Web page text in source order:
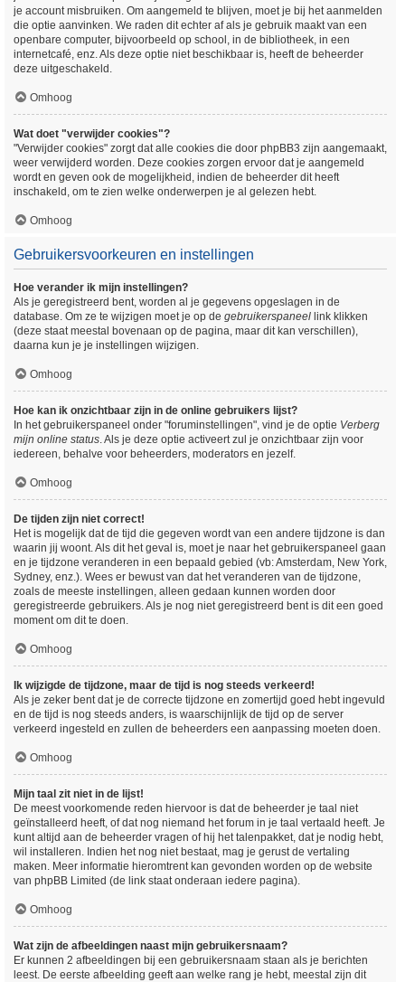
je account misbruiken. Om aangemeld te blijven, moet je bij het aanmelden
die optie aanvinken. We raden dit echter af als je gebruik maakt van een
openbare computer, bijvoorbeeld op school, in de bibliotheek, in een
internetcafé, enz. Als deze optie niet beschikbaar is, heeft de beheerder
deze uitgeschakeld.
Omhoog
Wat doet "verwijder cookies"?
"Verwijder cookies" zorgt dat alle cookies die door phpBB3 zijn aangemaakt,
weer verwijderd worden. Deze cookies zorgen ervoor dat je aangemeld
wordt en geven ook de mogelijkheid, indien de beheerder dit heeft
inschakeld, om te zien welke onderwerpen je al gelezen hebt.
Omhoog
Gebruikersvoorkeuren en instellingen
Hoe verander ik mijn instellingen?
Als je geregistreerd bent, worden al je gegevens opgeslagen in de
database. Om ze te wijzigen moet je op de gebruikerspaneel link klikken
(deze staat meestal bovenaan op de pagina, maar dit kan verschillen),
daarna kun je je instellingen wijzigen.
Omhoog
Hoe kan ik onzichtbaar zijn in de online gebruikers lijst?
In het gebruikerspaneel onder "foruminstellingen", vind je de optie Verberg
mijn online status. Als je deze optie activeert zul je onzichtbaar zijn voor
iedereen, behalve voor beheerders, moderators en jezelf.
Omhoog
De tijden zijn niet correct!
Het is mogelijk dat de tijd die gegeven wordt van een andere tijdzone is dan
waarin jij woont. Als dit het geval is, moet je naar het gebruikerspaneel gaan
en je tijdzone veranderen in een bepaald gebied (vb: Amsterdam, New York,
Sydney, enz.). Wees er bewust van dat het veranderen van de tijdzone,
zoals de meeste instellingen, alleen gedaan kunnen worden door
geregistreerde gebruikers. Als je nog niet geregistreerd bent is dit een goed
moment om dit te doen.
Omhoog
Ik wijzigde de tijdzone, maar de tijd is nog steeds verkeerd!
Als je zeker bent dat je de correcte tijdzone en zomertijd goed hebt ingevuld
en de tijd is nog steeds anders, is waarschijnlijk de tijd op de server
verkeerd ingesteld en zullen de beheerders een aanpassing moeten doen.
Omhoog
Mijn taal zit niet in de lijst!
De meest voorkomende reden hiervoor is dat de beheerder je taal niet
geïnstalleerd heeft, of dat nog niemand het forum in je taal vertaald heeft. Je
kunt altijd aan de beheerder vragen of hij het talenpakket, dat je nodig hebt,
wil installeren. Indien het nog niet bestaat, mag je gerust de vertaling
maken. Meer informatie hieromtrent kan gevonden worden op de website
van phpBB Limited (de link staat onderaan iedere pagina).
Omhoog
Wat zijn de afbeeldingen naast mijn gebruikersnaam?
Er kunnen 2 afbeeldingen bij een gebruikersnaam staan als je berichten
leest. De eerste afbeelding geeft aan welke rang je hebt, meestal zijn dit